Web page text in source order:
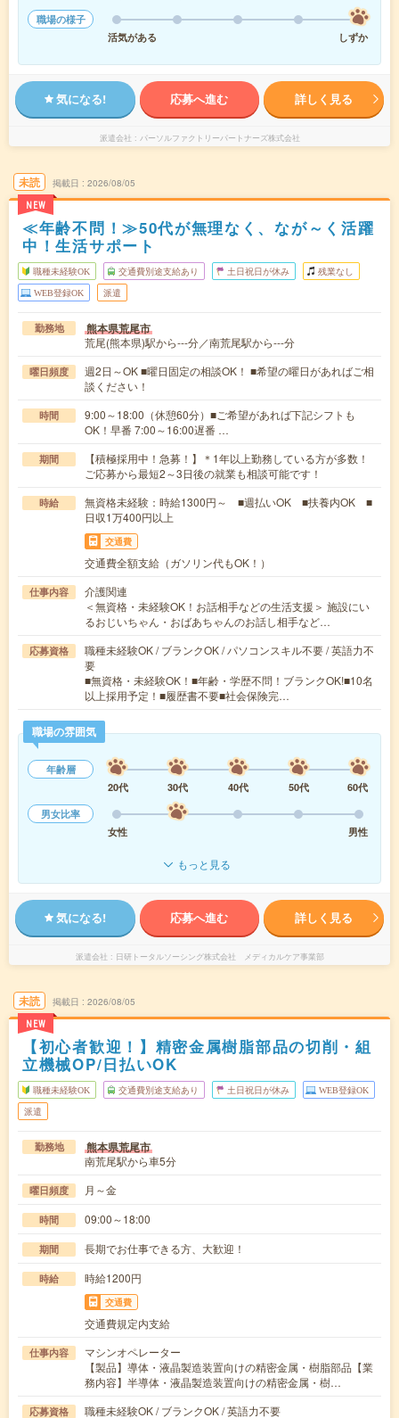
職場の様子
活気がある
しずか
気になる! 応募へ進む 詳しく見る
派遣会社 パーソルファクトリーパートナーズ株式会社
未読
NEW
掲載日 2026/08/05
≪年齢不問！≫50代が無理なく、なが～く活躍
中！生活サポート
職種未経験OK 交通費別途支給あり 土日祝日が休み 残業なし
WEB登録OK 派遣
勤務地 熊本県荒尾市
荒尾(熊本県)駅から---分／南荒尾駅から---分
曜日頻度
週2日～OK ■曜日固定の相談OK！ ■希望の曜日があればご相
談ください！
時間
9:00～18:00（休憩60分）■ご希望があれば下記シフトも
OK！早番 7:00～16:00遅番 …
期間
【積極採用中！急募！】＊1年以上勤務している方が多数！
ご応募から最短2～3日後の就業も相談可能です！
時給
無資格未経験：時給1300円～ ■週払いOK ■扶養内OK ■
日収1万400円以上
交通費
交通費全額支給（ガソリン代もOK！）
仕事内容
介護関連
＜無資格・未経験OK！お話相手などの生活支援＞ 施設にい
るおじいちゃん・おばあちゃんのお話し相手など…
応募資格
職種未経験OK / ブランクOK / パソコンスキル不要 / 英語力不
要
■無資格・未経験OK！■年齢・学歴不問！ブランクOK!■10名
以上採用予定！■履歴書不要■社会保険完…
職場の雰囲気
年齢層
20代
30代 40代 50代
60代
男女比率
女性
男性
もっと見る
気になる! 応募へ進む 詳しく見る
派遣会社 日研トータルソーシング株式会社 メディカルケア事業部
未読
NEW
掲載日 2026/08/05
【初心者歓迎！】精密金属樹脂部品の切削・組
立機械OP/日払いOK
職種未経験OK 交通費別途支給あり 土日祝日が休み WEB登録OK
派遣
勤務地 熊本県荒尾市
南荒尾駅から車5分
曜日頻度 月～金
時間 09:00～18:00
期間 長期でお仕事できる方、大歓迎！
時給 時給1200円
交通費
交通費規定内支給
仕事内容
マシンオペレーター
【製品】導体・液晶製造装置向けの精密金属・樹脂部品【業
務内容】半導体・液晶製造装置向けの精密金属・樹…
応募資格 職種未経験OK / ブランクOK / 英語力不要